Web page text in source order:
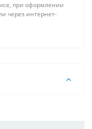
при оформлении
через интернет-